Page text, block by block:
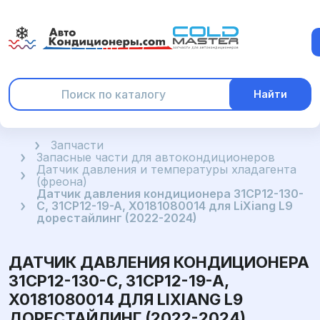
Найти
ГлавнаяЗапчасти
Запасные части для автокондиционеров
Датчик давления и температуры хладагента
(фреона)
Датчик давления кондиционера 31CP12-130-
C, 31CP12-19-A, X0181080014 для LiXiang L9
дорестайлинг (2022-2024)
ДАТЧИК ДАВЛЕНИЯ КОНДИЦИОНЕРА
31CP12-130-C, 31CP12-19-A,
X0181080014 ДЛЯ LIXIANG L9